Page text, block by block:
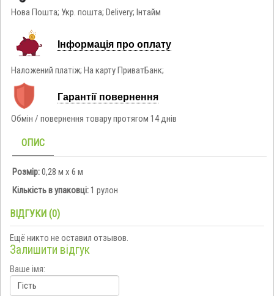
Нова Пошта; Укр. пошта; Delivery; Інтайм
Інформація про оплату
Наложений платіж; На карту ПриватБанк;
Гарантії повернення
Обмін / повернення товару протягом 14 днів
ОПИС
Розмір:0,28 м х 6 м
Кількість в упаковці:1 рулон
ВІДГУКИ (0)
Ещё никто не оставил отзывов.
Залишити відгук
Ваше імя: